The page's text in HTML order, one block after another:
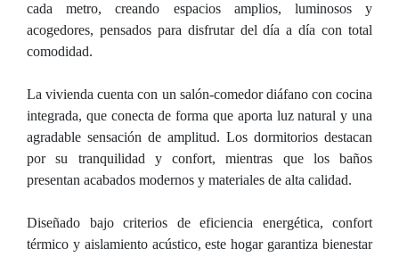
cada metro, creando espacios amplios, luminosos y
acogedores, pensados para disfrutar del día a día con total
comodidad.
La vivienda cuenta con un salón-comedor diáfano con cocina
integrada, que conecta de forma que aporta luz natural y una
agradable sensación de amplitud. Los dormitorios destacan
por su tranquilidad y confort, mientras que los baños
presentan acabados modernos y materiales de alta calidad.
Diseñado bajo criterios de eficiencia energética, confort
térmico y aislamiento acústico, este hogar garantiza bienestar